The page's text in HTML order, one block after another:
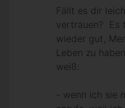
Fällt es dir
vertrauen? Es
wieder gut,
Leben zu
weiß:
- wenn ich sie